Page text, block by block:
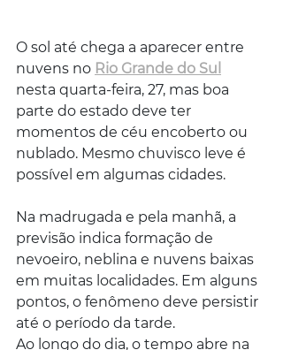
O sol até chega a aparecer entre
nuvens no Rio Grande do Sul
nesta quarta-feira, 27, mas boa
parte do estado deve ter
momentos de céu encoberto ou
nublado. Mesmo chuvisco leve é
possível em algumas cidades.
Na madrugada e pela manhã, a
previsão indica formação de
nevoeiro, neblina e nuvens baixas
em muitas localidades. Em alguns
pontos, o fenômeno deve persistir
até o período da tarde.
Ao longo do dia, o tempo abre na